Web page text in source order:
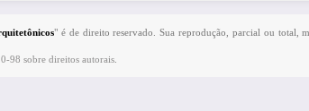
" é de direito reservado. Sua reprodução, parcial ou total,
98 sobre direitos autorais.